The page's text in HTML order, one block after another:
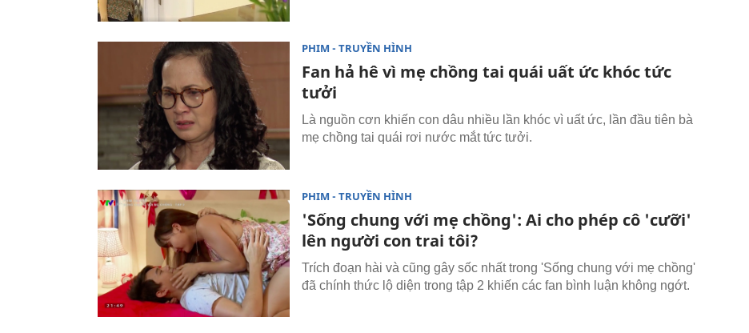
PHIM - TRUYỀN HÌNH
Fan hả hê vì mẹ chồng tai quái uất ức khóc tức
tưởi
Là nguồn cơn khiến con dâu nhiều lần khóc vì uất ức, lần đầu tiên bà
mẹ chồng tai quái rơi nước mắt tức tưởi.
PHIM - TRUYỀN HÌNH
'Sống chung với mẹ chồng': Ai cho phép cô 'cưỡi'
lên người con trai tôi?
Trích đoạn hài và cũng gây sốc nhất trong 'Sống chung với mẹ chồng'
đã chính thức lộ diện trong tập 2 khiến các fan bình luận không ngớt.